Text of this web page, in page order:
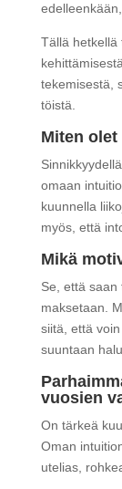
Tällä hetkellä
tekemisestä,
töistä.
Miten
omaan
kuunnella
myös, että
Mikä
Se, että saan
maksetaan.
siitä, että
suuntaan
vuosien
On tärkeä
Oman
utelias,